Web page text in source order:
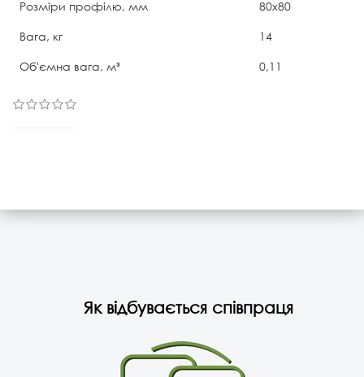
Розміри профілю, мм
80х80
Вага, кг
14
Об'ємна вага, м³
0,11
Як відбувається співпраця